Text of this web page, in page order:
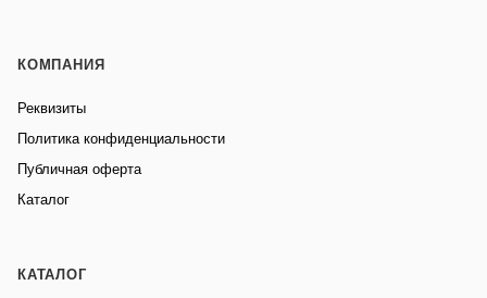
КОМПАНИЯ
Реквизиты
Политика конфиденциальности
Публичная оферта
Каталог
КАТАЛОГ